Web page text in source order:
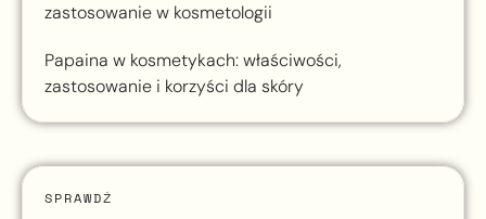
zastosowanie w kosmetologii
Papaina w kosmetykach: właściwości,
zastosowanie i korzyści dla skóry
SPRAWDŹ